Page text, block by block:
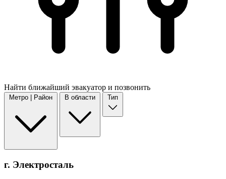
Найти ближайший эвакуатор и позвонить
Метро | Район В области Тип
г. Электросталь